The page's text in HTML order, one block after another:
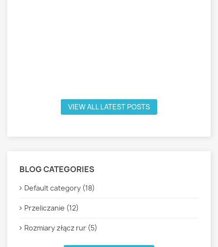
VIEW ALL LATEST POSTS
BLOG CATEGORIES
Default category (18)
Przeliczanie (12)
Rozmiary złącz rur (5)